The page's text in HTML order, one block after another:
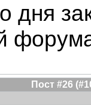
дня
Пост #26